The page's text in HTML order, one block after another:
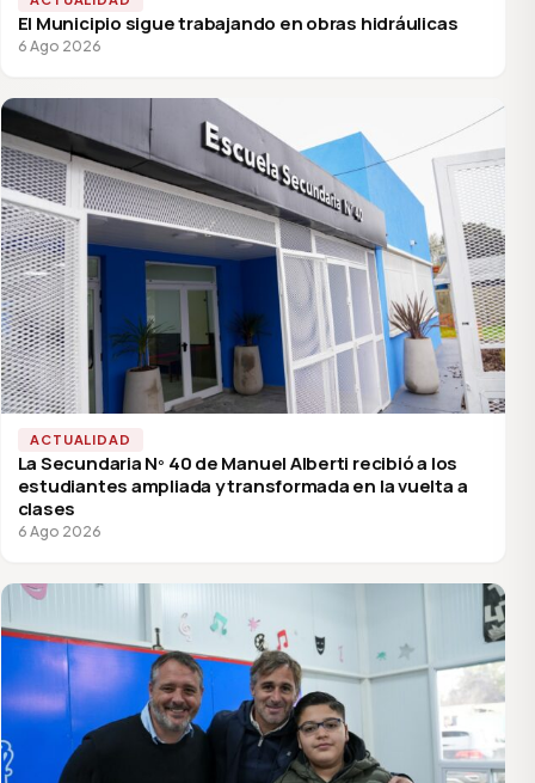
El Municipio sigue trabajando en obras hidráulicas
6 Ago 2026
ACTUALIDAD
La Secundaria Nº 40 de Manuel Alberti recibió a los
estudiantes ampliada y transformada en la vuelta a
clases
6 Ago 2026